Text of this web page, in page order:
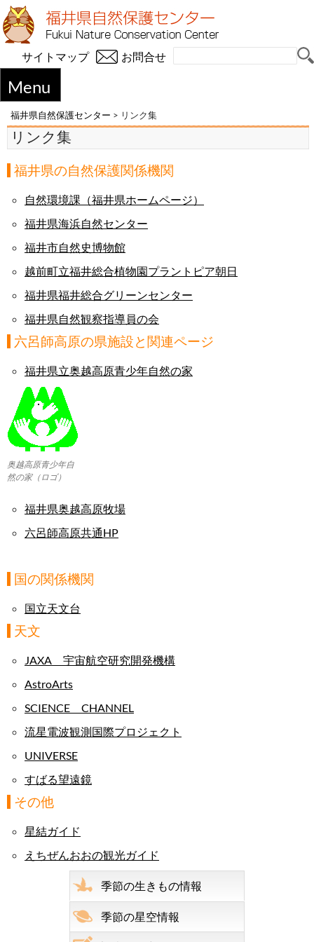
お問合せ
サイトマップ
Menu
福井県自然保護センター > リンク集
リンク集
福井県の自然保護関係機関
自然環境課（福井県ホームページ）
福井県海浜自然センター
福井市自然史博物館
越前町立福井総合植物園プラントピア朝日
福井県福井総合グリーンセンター
福井県自然観察指導員の会
六呂師高原の県施設と関連ページ
福井県立奥越高原青少年自然の家
奥越高原青少年自
然の家（ロゴ）
福井県奥越高原牧場
六呂師高原共通HP
国の関係機関
国立天文台
天文
JAXA 宇宙航空研究開発機構
AstroArts
SCIENCE CHANNEL
流星電波観測国際プロジェクト
UNIVERSE
すばる望遠鏡
その他
星結ガイド
えちぜんおおの観光ガイド
季節の生きもの情報
季節の星空情報